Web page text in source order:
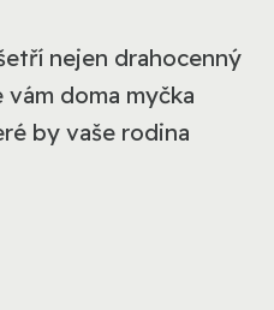
nejen drahocenný
doma myčka
by vaše rodina